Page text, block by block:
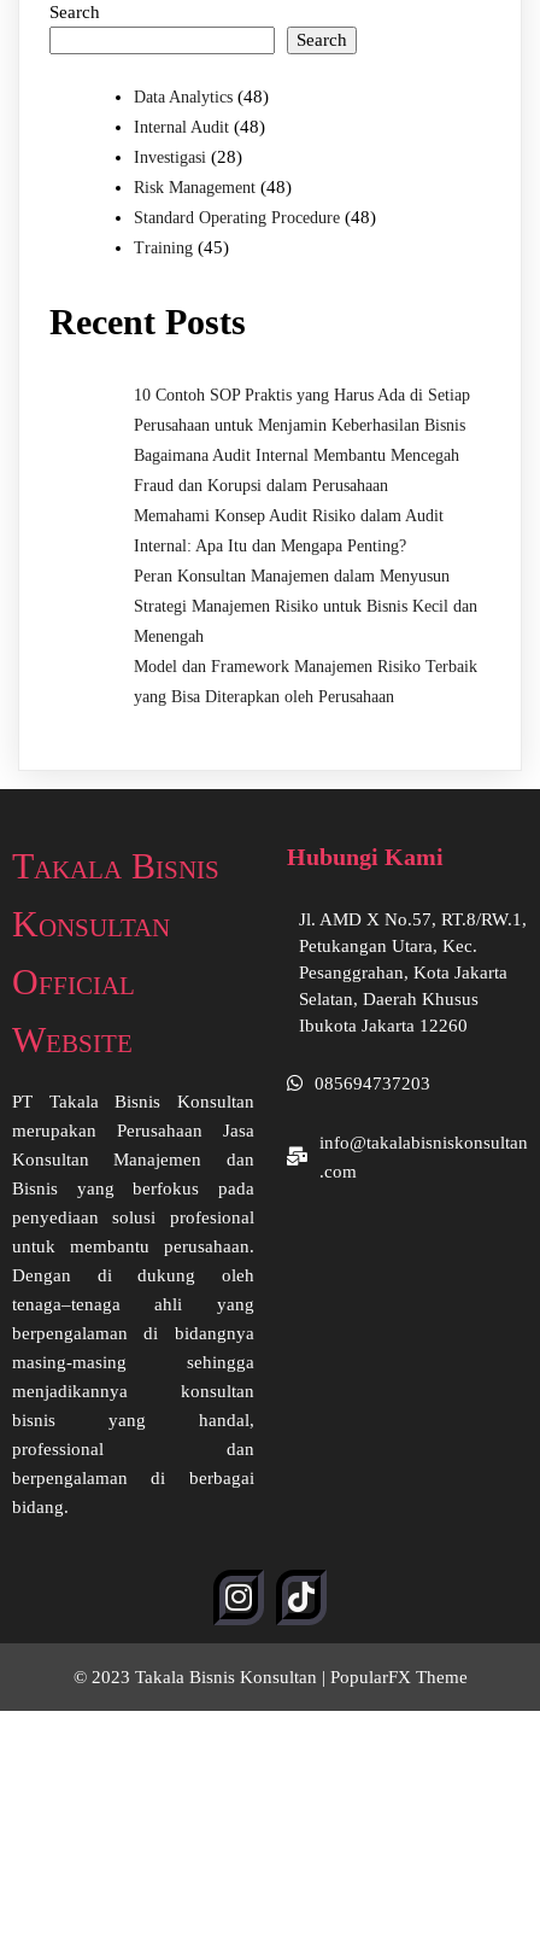
Search
Search
Data Analytics (48)
Internal Audit (48)
Investigasi (28)
Risk Management (48)
Standard Operating Procedure (48)
Training (45)
Recent Posts
10 Contoh SOP Praktis yang Harus Ada di Setiap
Perusahaan untuk Menjamin Keberhasilan Bisnis
Bagaimana Audit Internal Membantu Mencegah
Fraud dan Korupsi dalam Perusahaan
Memahami Konsep Audit Risiko dalam Audit
Internal: Apa Itu dan Mengapa Penting?
Peran Konsultan Manajemen dalam Menyusun
Strategi Manajemen Risiko untuk Bisnis Kecil dan
Menengah
Model dan Framework Manajemen Risiko Terbaik
yang Bisa Diterapkan oleh Perusahaan
Takala Bisnis
Konsultan
Official
Website
PT Takala Bisnis Konsultan
merupakan Perusahaan Jasa
Konsultan Manajemen dan
Bisnis yang berfokus pada
penyediaan solusi profesional
untuk membantu perusahaan.
Dengan di dukung oleh
tenaga–tenaga ahli yang
berpengalaman di bidangnya
masing-masing sehingga
menjadikannya konsultan
bisnis yang handal,
professional dan
berpengalaman di berbagai
bidang.
Hubungi Kami
Jl. AMD X No.57, RT.8/RW.1,
Petukangan Utara, Kec.
Pesanggrahan, Kota Jakarta
Selatan, Daerah Khusus
Ibukota Jakarta 12260
085694737203
info@takalabisniskonsultan
.com
© 2023 Takala Bisnis Konsultan | PopularFX Theme